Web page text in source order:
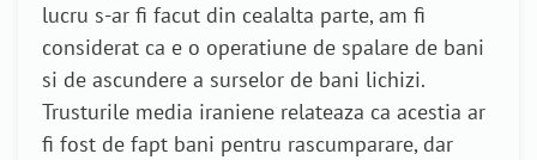
lucru s-ar fi facut din cealalta parte, am fi
considerat ca e o operatiune de spalare de bani
si de ascundere a surselor de bani lichizi.
Trusturile media iraniene relateaza ca acestia ar
fi fost de fapt bani pentru rascumparare, dar